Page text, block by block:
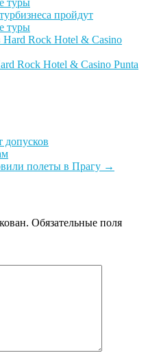
пройдут
туры
Rock Hotel & Casino Punta
допусков
полеты в Прагу →
Обязательные поля